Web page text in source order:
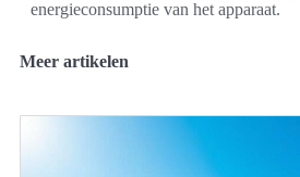
energieconsumptie van het apparaat.
Meer artikelen